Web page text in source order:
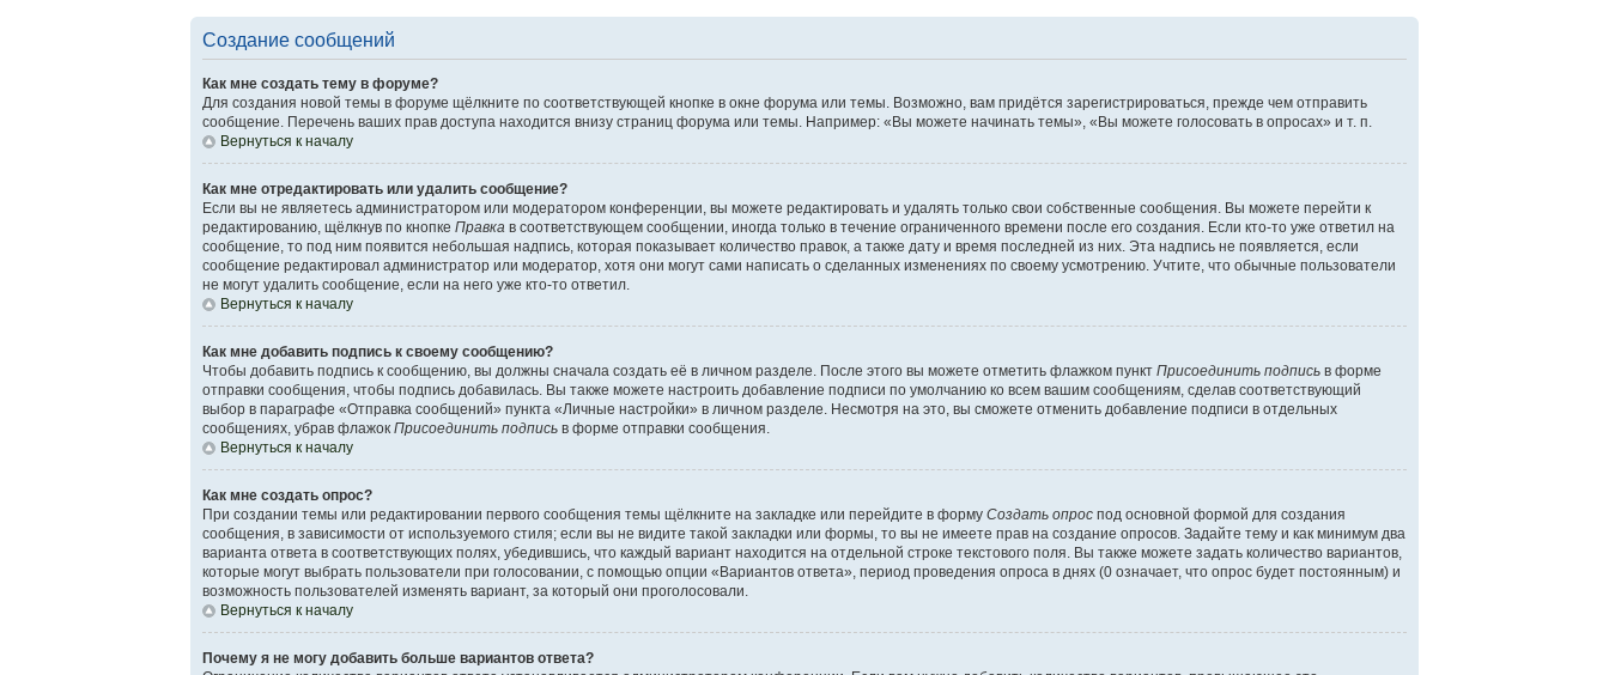
Создание сообщений
Как мне создать тему в форуме?
Для создания новой темы в форуме щёлкните по соответствующей кнопке в окне форума или темы. Возможно, вам придётся зарегистрироваться, прежде чем отправить
сообщение. Перечень ваших прав доступа находится внизу страниц форума или темы. Например: «Вы можете начинать темы», «Вы можете голосовать в опросах» и т. п.
Вернуться к началу
Как мне отредактировать или удалить сообщение?
Если вы не являетесь администратором или модератором конференции, вы можете редактировать и удалять только свои собственные сообщения. Вы можете перейти к
редактированию, щёлкнув по кнопке Правка в соответствующем сообщении, иногда только в течение ограниченного времени после его создания. Если кто-то уже ответил на
сообщение, то под ним появится небольшая надпись, которая показывает количество правок, а также дату и время последней из них. Эта надпись не появляется, если
сообщение редактировал администратор или модератор, хотя они могут сами написать о сделанных изменениях по своему усмотрению. Учтите, что обычные пользователи
не могут удалить сообщение, если на него уже кто-то ответил.
Вернуться к началу
Как мне добавить подпись к своему сообщению?
Чтобы добавить подпись к сообщению, вы должны сначала создать её в личном разделе. После этого вы можете отметить флажком пункт Присоединить подпись в форме
отправки сообщения, чтобы подпись добавилась. Вы также можете настроить добавление подписи по умолчанию ко всем вашим сообщениям, сделав соответствующий
выбор в параграфе «Отправка сообщений» пункта «Личные настройки» в личном разделе. Несмотря на это, вы сможете отменить добавление подписи в отдельных
сообщениях, убрав флажок Присоединить подпись в форме отправки сообщения.
Вернуться к началу
Как мне создать опрос?
При создании темы или редактировании первого сообщения темы щёлкните на закладке или перейдите в форму Создать опрос под основной формой для создания
сообщения, в зависимости от используемого стиля; если вы не видите такой закладки или формы, то вы не имеете прав на создание опросов. Задайте тему и как минимум два
варианта ответа в соответствующих полях, убедившись, что каждый вариант находится на отдельной строке текстового поля. Вы также можете задать количество вариантов,
которые могут выбрать пользователи при голосовании, с помощью опции «Вариантов ответа», период проведения опроса в днях (0 означает, что опрос будет постоянным) и
возможность пользователей изменять вариант, за который они проголосовали.
Вернуться к началу
Почему я не могу добавить больше вариантов ответа?